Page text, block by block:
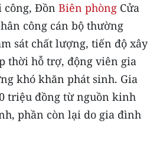
nghệ
Đồn Biên phòng Cửa
công cán bộ thường
sát chất lượng, tiến độ xây
thời hỗ trợ, động viên gia
khó khăn phát sinh. Gia
triệu đồng từ nguồn kinh
phần còn lại do gia đình